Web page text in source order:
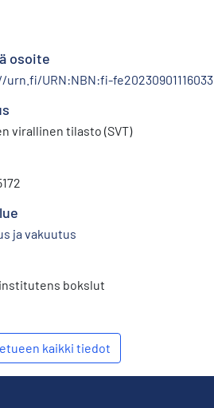
osoite
URN:NBN:fi-fe20230901116033
virallinen tilasto (SVT)
ja vakuutus
bokslut
kaikki tiedot